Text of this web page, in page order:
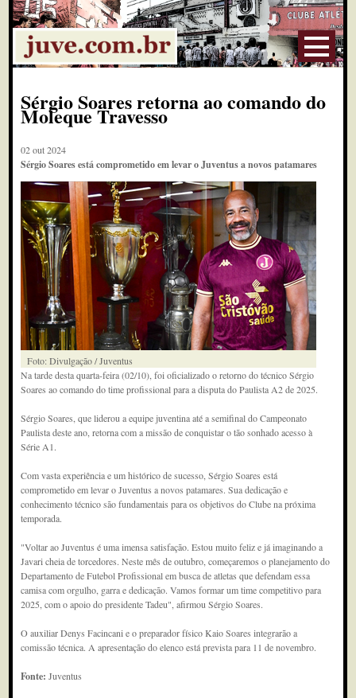
Sérgio Soares retorna ao comando do
Moleque Travesso
02 out 2024
Sérgio Soares está comprometido em levar o Juventus a novos patamares
Foto: Divulgação / Juventus
Na tarde desta quarta-feira (02/10), foi oficializado o retorno do técnico Sérgio
Soares ao comando do time profissional para a disputa do Paulista A2 de 2025.
Sérgio Soares, que liderou a equipe juventina até a semifinal do Campeonato
Paulista deste ano, retorna com a missão de conquistar o tão sonhado acesso à
Série A1.
Com vasta experiência e um histórico de sucesso, Sérgio Soares está
comprometido em levar o Juventus a novos patamares. Sua dedicação e
conhecimento técnico são fundamentais para os objetivos do Clube na próxima
temporada.
"Voltar ao Juventus é uma imensa satisfação. Estou muito feliz e já imaginando a
Javari cheia de torcedores. Neste mês de outubro, começaremos o planejamento do
Departamento de Futebol Profissional em busca de atletas que defendam essa
camisa com orgulho, garra e dedicação. Vamos formar um time competitivo para
2025, com o apoio do presidente Tadeu", afirmou Sérgio Soares.
O auxiliar Denys Facincani e o preparador físico Kaio Soares integrarão a
comissão técnica. A apresentação do elenco está prevista para 11 de novembro.
Fonte:Juventus